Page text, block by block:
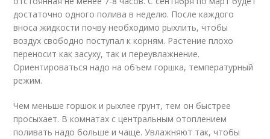
достаточно одного полива в неделю. После каждого
вноса жидкости почву необходимо рыхлить, чтобы
воздух свободно поступал к корням. Растение плохо
переносит как засуху, так и переувлажнение.
Ориентироваться надо на объем горшка, температурный
режим.
Чем меньше горшок и рыхлее грунт, тем он быстрее
просыхает. В комнатах с центральным отоплением
поливать надо больше и чаще. Увлажняют так, чтобы